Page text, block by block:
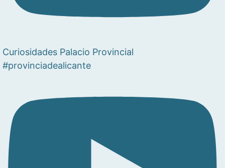
Curiosidades Palacio Provincial
#provinciadealicante